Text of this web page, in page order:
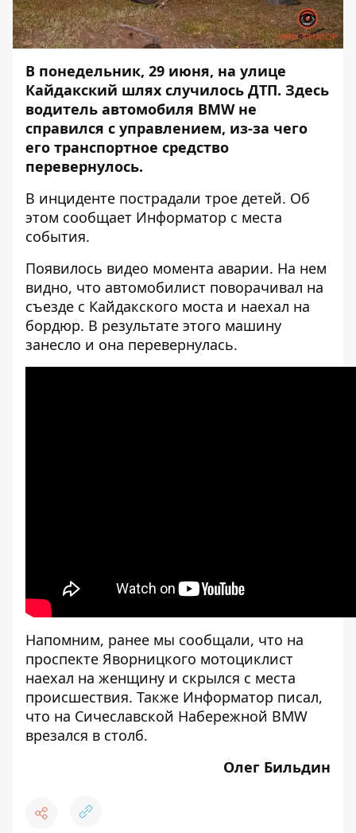
В понедельник, 29 июня, на улице
Кайдакский шлях случилось ДТП. Здесь
водитель автомобиля BMW не
справился с управлением, из-за чего
его транспортное средство
перевернулось.
В инциденте пострадали трое детей. Об
этом сообщает Информатор с места
события.
Появилось видео момента аварии. На нем
видно, что автомобилист поворачивал на
съезде с Кайдакского моста и наехал на
бордюр. В результате этого машину
занесло и она перевернулась.
Напомним, ранее мы сообщали, что на
проспекте Яворницкого мотоциклист
наехал на женщину и скрылся с места
происшествия. Также Информатор писал,
что на Сичеславской Набережной BMW
врезался в столб.
Олег Бильдин